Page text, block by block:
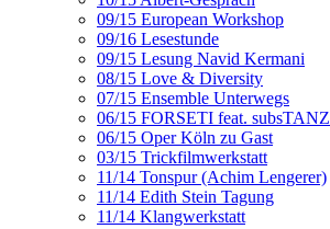
09/15 European Workshop
09/16 Lesestunde
09/15 Lesung Navid Kermani
08/15 Love & Diversity
07/15 Ensemble Unterwegs
06/15 FORSETI feat. subsTANZ
06/15 Oper Köln zu Gast
03/15 Trickfilmwerkstatt
11/14 Tonspur (Achim Lengerer)
11/14 Edith Stein Tagung
11/14 Klangwerkstatt